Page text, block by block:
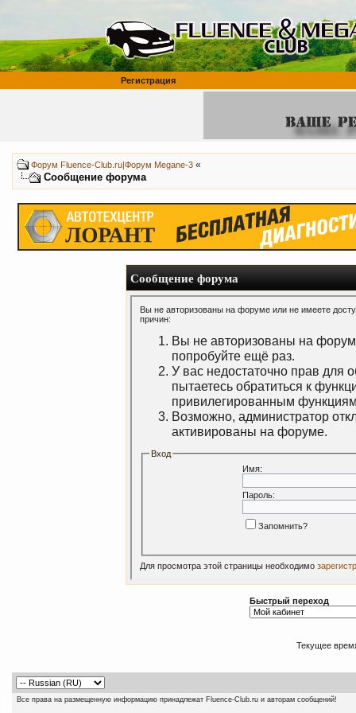
Регистрация
Форум Fluence-Club.ru|Форум Megane-3 «
Сообщение форума
Сообщение форума
Вы не авторизованы на форуме или не имеете
причин:
Вы не авторизованы на
попробуйте ещё раз.
У вас недостаточно прав для
пытаетесь обратиться к
привилегированным
Возможно, администратор
активированы на форуме.
Вход
Имя:
Пароль:
Запомнить?
Для просмотра этой страницы необходимо
Быстрый переход
Текущее
Все права на размещенную информацию принадлежат Fluence-Club.ru и авторам сообщений!